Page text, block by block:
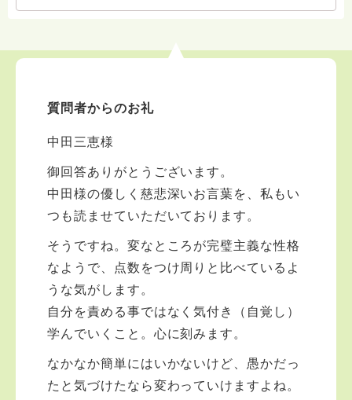
いて、あなたに向き合っています。 ですので、過去の
いします。 ※個別相談は、hasunohaオンライン相談よ
ください。 法務を優先させてください。
質問者からのお礼
中田三恵様
御回答ありがとうございます。
中田様の優しく慈悲深いお言葉を、私もい
つも読ませていただいております。
そうですね。変なところが完璧主義な性格
なようで、点数をつけ周りと比べているよ
うな気がします。
自分を責める事ではなく気付き（自覚し）
学んでいくこと。心に刻みます。
なかなか簡単にはいかないけど、愚かだっ
たと気づけたなら変わっていけますよね。